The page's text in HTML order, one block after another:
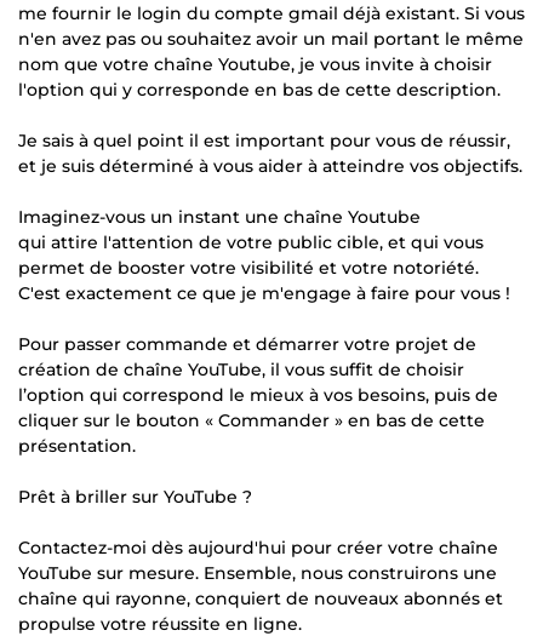
me fournir le login du compte gmail déjà existant. Si vous
n'en avez pas ou souhaitez avoir un mail portant le même
nom que votre chaîne Youtube, je vous invite à choisir
l'option qui y corresponde en bas de cette description.
Je sais à quel point il est important pour vous de réussir,
et je suis déterminé à vous aider à atteindre vos objectifs.
Imaginez-vous un instant une chaîne Youtube
qui attire l'attention de votre public cible, et qui vous
permet de booster votre visibilité et votre notoriété.
C'est exactement ce que je m'engage à faire pour vous !
Pour passer commande et démarrer votre projet de
création de chaîne YouTube, il vous suffit de choisir
l’option qui correspond le mieux à vos besoins, puis de
cliquer sur le bouton « Commander » en bas de cette
présentation.
Prêt à briller sur YouTube ?
Contactez-moi dès aujourd'hui pour créer votre chaîne
YouTube sur mesure. Ensemble, nous construirons une
chaîne qui rayonne, conquiert de nouveaux abonnés et
propulse votre réussite en ligne.